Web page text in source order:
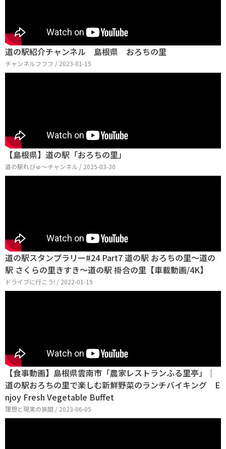
道の駅紹介チャンネル 島根県 おろちの里
チャンネルフフフ / 2023-01-15
【島根県】道の駅「おろちの里」
道の駅れびゅ〜チャンネル / 2025-03-30
道の駅スタンプラリー#24 Part7 道の駅 おろちの里～道の
駅 さくらの里きすき～道の駅 掛合の里【車載動画/4K】
ドライブに行こう! / 2022-01-19
【食事動画】島根県雲南市「農家レストランふる里亭」｜
道の駅おろちの里で楽しむ新鮮野菜のランチバイキング E
njoy Fresh Vegetable Buffet
理想と現実の狭間 / 2023-06-05